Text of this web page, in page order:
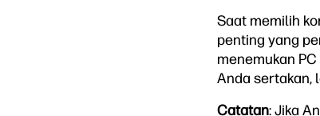
Saat memilih
penting yang
menemukan
Anda sertakan,
Catatan: Jika